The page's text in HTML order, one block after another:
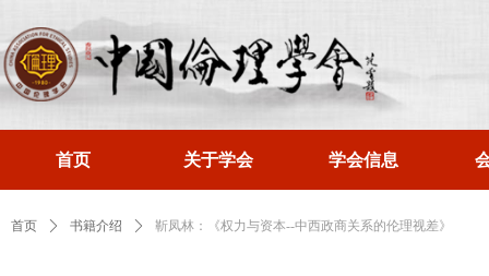
首页 关于学会 学会信息
首页 ꄲ 书籍介绍 ꄲ 靳凤林：《权力与资本--中西政商关系的伦理视差》